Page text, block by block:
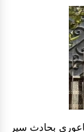
بحادث سير